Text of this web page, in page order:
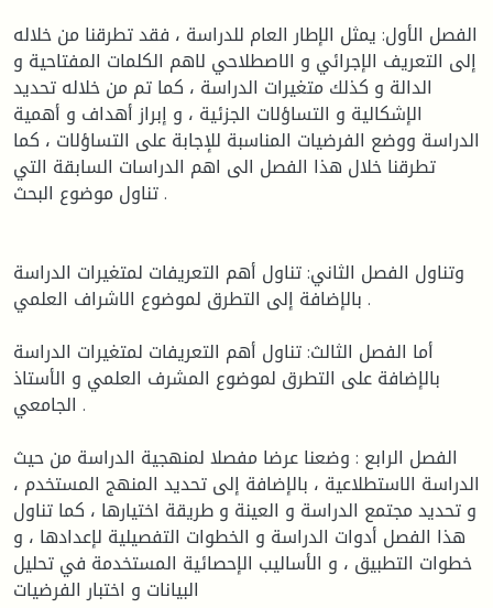
الفصل الأول: يمثل الإطار العام للدراسة ، فقد تطرقنا من خلاله
إلى التعريف الإجرائي و الاصطلاحي لاهم الكلمات المفتاحية و
الدالة و كذلك متغيرات الدراسة ، كما تم من خلاله تحديد
الإشكالية و التساؤلات الجزئية ، و إبراز أهداف و أهمية
الدراسة ووضع الفرضيات المناسبة للإجابة على التساؤلات ، كما
تطرقنا خلال هذا الفصل الى اهم الدراسات السابقة التي
تناول موضوع البحث .
وتناول الفصل الثاني: تناول أهم التعريفات لمتغيرات الدراسة
بالإضافة إلى التطرق لموضوع الاشراف العلمي .
أما الفصل الثالث: تناول أهم التعريفات لمتغيرات الدراسة
بالإضافة على التطرق لموضوع المشرف العلمي و الأستاذ
الجامعي .
الفصل الرابع : وضعنا عرضا مفصلا لمنهجية الدراسة من حيث
الدراسة الاستطلاعية ، بالإضافة إلى تحديد المنهج المستخدم ،
و تحديد مجتمع الدراسة و العينة و طريقة اختيارها ، كما تناول
هذا الفصل أدوات الدراسة و الخطوات التفصيلية لإعدادها ، و
خطوات التطبيق ، و الأساليب الإحصائية المستخدمة في تحليل
البيانات و اختبار الفرضيات